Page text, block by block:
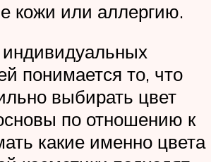
кожи или аллергию.
понимается то, что
выбирать цвет
по отношению к
какие именно цвета